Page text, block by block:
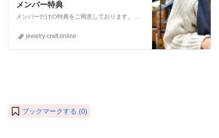
メンバー特典
メンバーだけの特典をご用意しております。 ぜひご活用頂き、ご自身の活動に役立てて下さい。 ⇒メンバーについて詳しく見てみる メンバーになる （） ①有料コンテンツが見放題！ ジュエリー制作に関する情報やビジネス情報やブランディングに関する情
jewelry-craft.online
ブックマークする (0)